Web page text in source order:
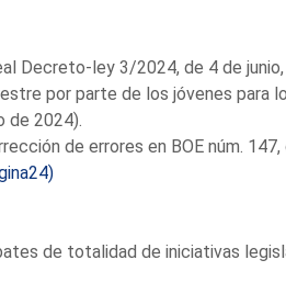
Decreto-ley 3/2024, de 4 de
por parte de los jóvenes para
de 2024).
de errores en BOE núm.
de totalidad de iniciativas